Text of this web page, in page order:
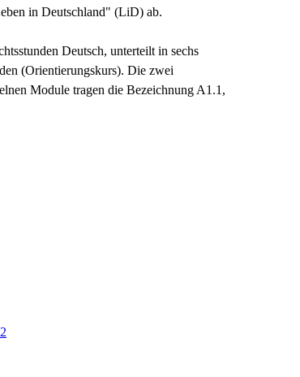
in Deutschland" (LiD) ab.
Deutsch, unterteilt in sechs
(Orientierungskurs). Die zwei
Module tragen die Bezeichnung A1.1,